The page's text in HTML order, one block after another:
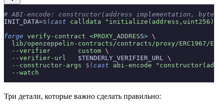
# ABI-encode: constructor(address implementation,
INIT_DATA=$( cast calldata "initialize(address,uint256)"
forge verify-contract <PROXY_ADDRESS> \
lib/openzeppelin-contracts/contracts/proxy/ERC1967/
  --verifier
       custom
\
  --verifier-url
   $TENDERLY_VERIFIER_URL
\
  --constructor-args
$( cast abi-encode
  --watch
Три детали, которые важно сделать правильно: